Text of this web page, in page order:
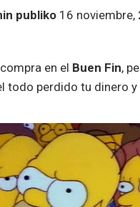
publiko 16 noviembre,
en el Buen Fin,
todo perdido tu dinero